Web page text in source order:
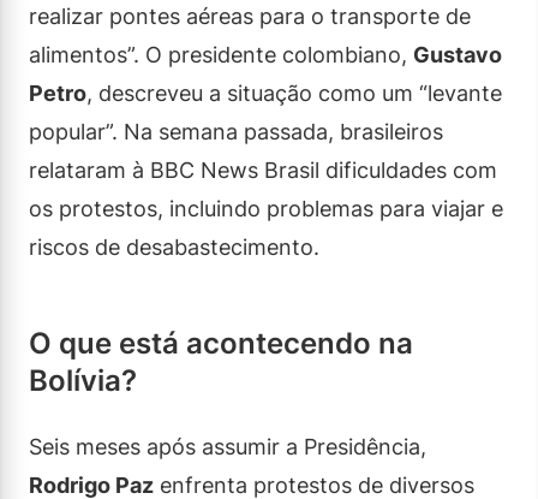
realizar pontes aéreas para o transporte de
alimentos”. O presidente colombiano, Gustavo
Petro, descreveu a situação como um “levante
popular”. Na semana passada, brasileiros
relataram à BBC News Brasil dificuldades com
os protestos, incluindo problemas para viajar e
riscos de desabastecimento.
O que está acontecendo na
Bolívia?
Seis meses após assumir a Presidência,
Rodrigo Paz enfrenta protestos de diversos